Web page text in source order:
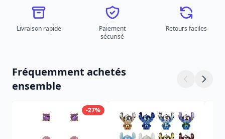
Livraison rapide
Paiement
sécurisé
Retours faciles
Fréquemment achetés
ensemble
-27%